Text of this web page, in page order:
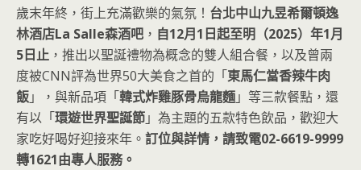
歲末年終，街上充滿歡樂的氣氛！ 台北中山九昱希爾頓逸
林酒店La Salle森酒吧 ， 自12月1日起至明（2025）年1月
5日止 ，推出以聖誕禮物為概念的雙人組合餐，以及曾兩
度被CNN評為世界50大美食之首的「東馬仁當香辣牛肉
飯」，與新品項「韓式炸雞豚骨烏龍麵」等三款餐點，還
有以「環遊世界聖誕節」為主題的五款特色飲品，歡迎大
家吃好喝好迎接來年。 訂位與詳情，請致電02-6619-9999
轉1621由專人服務。